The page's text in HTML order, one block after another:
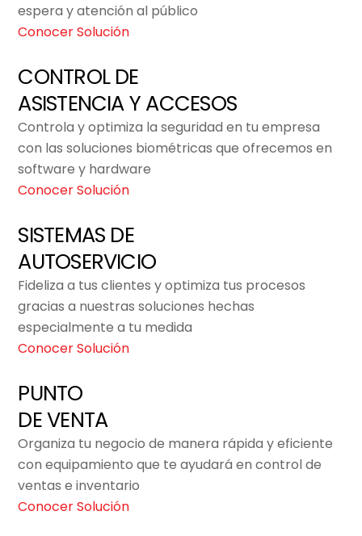
espera y atención al público
Conocer Solución
CONTROL DE
ASISTENCIA Y ACCESOS
Controla y optimiza la seguridad en tu empresa
con las soluciones biométricas que ofrecemos en
software y hardware
Conocer Solución
SISTEMAS DE
AUTOSERVICIO
Fideliza a tus clientes y optimiza tus procesos
gracias a nuestras soluciones hechas
especialmente a tu medida
Conocer Solución
PUNTO
DE VENTA
Organiza tu negocio de manera rápida y eficiente
con equipamiento que te ayudará en control de
ventas e inventario
Conocer Solución